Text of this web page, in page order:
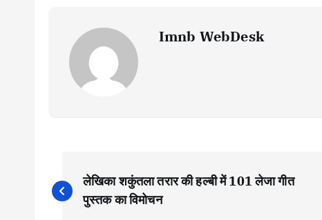
Imnb WebDesk
P
o
लेखिका शकुंतला तरार की हल्बी में 101 लेजा गीत
पुस्तक का विमोचन